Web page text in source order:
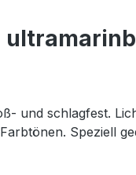
und schlagfest.
Speziell